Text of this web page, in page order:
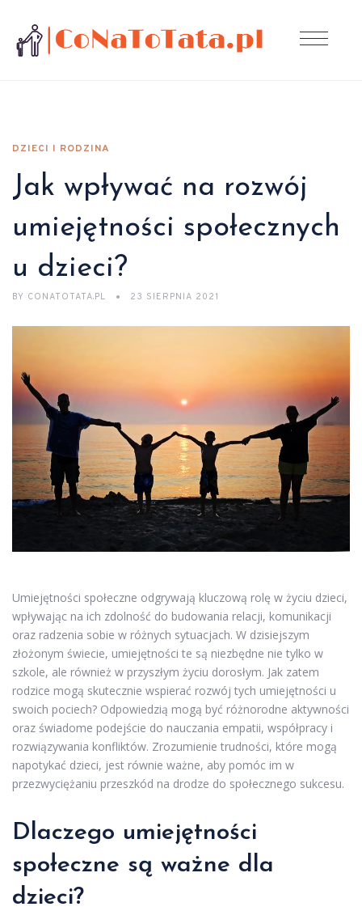
DZIECI I RODZINA
Jak wpływać na rozwój
umiejętności społecznych
u dzieci?
BY CONATOTATA.PL 23 SIERPNIA 2021
Umiejętności społeczne odgrywają kluczową rolę w życiu dzieci,
wpływając na ich zdolność do budowania relacji, komunikacji
oraz radzenia sobie w różnych sytuacjach. W dzisiejszym
złożonym świecie, umiejętności te są niezbędne nie tylko w
szkole, ale również w przyszłym życiu dorosłym. Jak zatem
rodzice mogą skutecznie wspierać rozwój tych umiejętności u
swoich pociech? Odpowiedzią mogą być różnorodne aktywności
oraz świadome podejście do nauczania empatii, współpracy i
rozwiązywania konfliktów. Zrozumienie trudności, które mogą
napotykać dzieci, jest równie ważne, aby pomóc im w
przezwyciężaniu przeszkód na drodze do społecznego sukcesu.
Dlaczego umiejętności
społeczne są ważne dla
dzieci?